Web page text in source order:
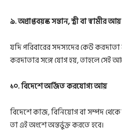
৯. অপ্রাপ্তবয়স্ক সন্তান, স্ত্রী বা স্বামীর আয়
যদি পরিবারের সদস্যদের কেউ
করদাতার সঙ্গে যোগ হয়, তাহলে সেই
১০. বিদেশে অর্জিত করযোগ্য আয়
বিদেশে কাজ, বিনিয়োগ বা সম্পদ
তা এই অংশে অন্তর্ভুক্ত করতে হবে।